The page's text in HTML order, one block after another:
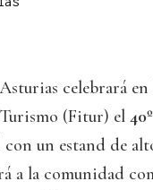
celebrará en
(Fitur) el
con un estand de
a la comunidad